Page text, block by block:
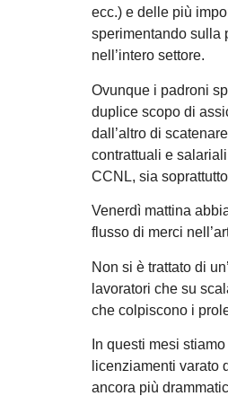
ecc.) e delle più
sperimentando sulla
nell’intero settore.
Ovunque i padroni
duplice scopo di
dall’altro di
contrattuali e
CCNL, sia
Venerdì mattina
flusso di merci
Non si è trattato di
lavoratori che su
che colpiscono i
In questi mesi
licenziamenti varato
ancora più